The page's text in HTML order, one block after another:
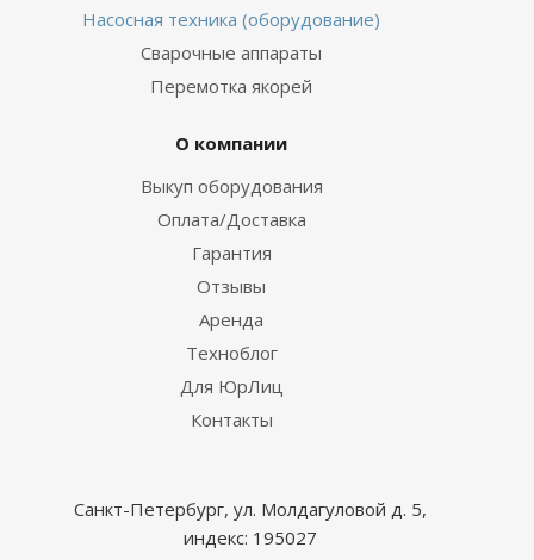
Насосная техника (оборудование)
Сварочные аппараты
Перемотка якорей
О компании
Выкуп оборудования
Оплата/Доставка
Гарантия
Отзывы
Аренда
Техноблог
Для ЮрЛиц
Контакты
Санкт-Петербург, ул. Молдагуловой д. 5,
индекс: 195027